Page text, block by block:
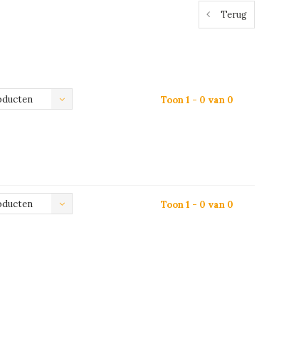
Terug
Toon 1 - 0 van 0
Toon 1 - 0 van 0